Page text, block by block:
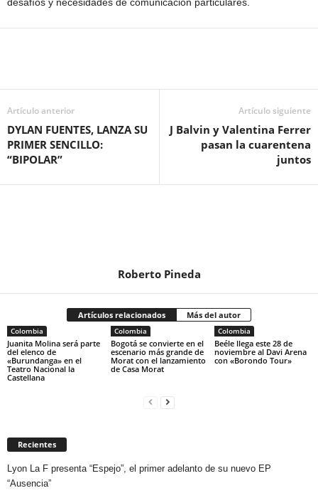
desafíos y necesidades de comunicación particulares.
Artículo anterior
DYLAN FUENTES, LANZA SU
PRIMER SENCILLO:
“BIPOLAR”
Artículo siguiente
J Balvin y Valentina Ferrer
pasan la cuarentena
juntos
Roberto Pineda
Artículos relacionados Más del autor
Colombia
Juanita Molina será parte
del elenco de
«Burundanga» en el
Teatro Nacional la
Castellana
Colombia
Bogotá se convierte en el
escenario más grande de
Morat con el lanzamiento
de Casa Morat
Colombia
Beéle llega este 28 de
noviembre al Davi Arena
con «Borondo Tour»
Recientes
Lyon La F presenta “Espejo”, el primer adelanto de su nuevo EP
“Ausencia”